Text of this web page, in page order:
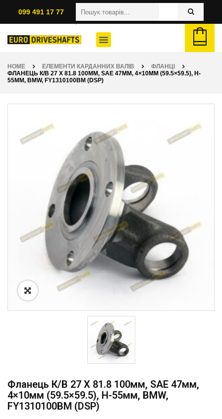
099 491 17 77
HOME ЕЛЕМЕНТИ КАРДАННИХ ВАЛІВ
ФЛАНЦІ
ФЛАНЕЦЬ К/В 27 X 81.8 100ММ, SAE 47ММ, 4×10ММ (59.5×59.5), H-
55ММ, BMW, FY1310100BM (DSP)
Фланець К/в 27 X 81.8 100мм, SAE 47мм,
4×10мм (59.5×59.5), H-55мм, BMW,
FY1310100BM (DSP)